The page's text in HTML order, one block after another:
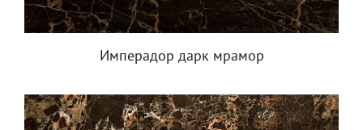
Имперадор дарк мрамор